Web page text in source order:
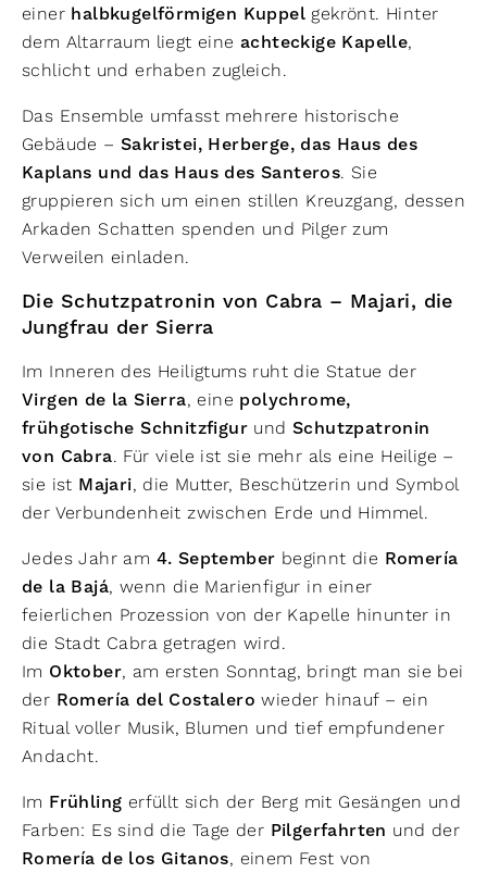
einer halbkugelförmigen Kuppel gekrönt. Hinter
dem Altarraum liegt eine achteckige Kapelle,
schlicht und erhaben zugleich.
Das Ensemble umfasst mehrere historische
Gebäude – Sakristei, Herberge, das Haus des
Kaplans und das Haus des Santeros. Sie
gruppieren sich um einen stillen Kreuzgang, dessen
Arkaden Schatten spenden und Pilger zum
Verweilen einladen.
Die Schutzpatronin von Cabra – Majari, die
Jungfrau der Sierra
Im Inneren des Heiligtums ruht die Statue der
Virgen de la Sierra, eine polychrome,
frühgotische Schnitzfigur und Schutzpatronin
von Cabra. Für viele ist sie mehr als eine Heilige –
sie ist Majari, die Mutter, Beschützerin und Symbol
der Verbundenheit zwischen Erde und Himmel.
Jedes Jahr am 4. September beginnt die Romería
de la Bajá, wenn die Marienfigur in einer
feierlichen Prozession von der Kapelle hinunter in
die Stadt Cabra getragen wird.
Im Oktober, am ersten Sonntag, bringt man sie bei
der Romería del Costalero wieder hinauf – ein
Ritual voller Musik, Blumen und tief empfundener
Andacht.
Im Frühling erfüllt sich der Berg mit Gesängen und
Farben: Es sind die Tage der Pilgerfahrten und der
Romería de los Gitanos, einem Fest von